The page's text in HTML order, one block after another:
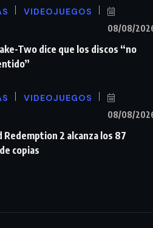
VIDEOJUEGOS
08/08/
Two dice que los discos “no
VIDEOJUEGOS
08/08/
Redemption 2 alcanza los 87
copias